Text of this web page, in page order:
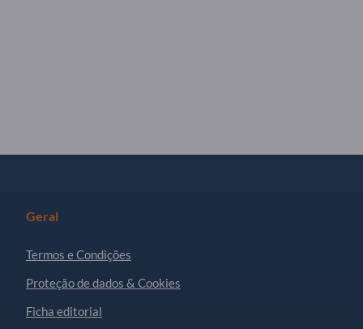
Geral
Termos e Condições
Proteção de dados & Cookies
Ficha editorial